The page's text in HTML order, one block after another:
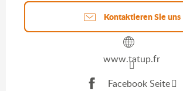
Kontaktieren Sie uns
www.tatup.fr
Facebook Seite